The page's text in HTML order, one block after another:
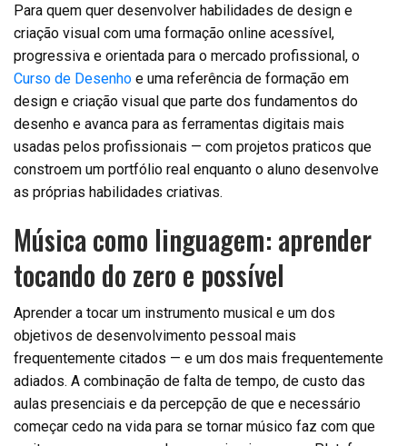
Para quem quer desenvolver habilidades de design e
criação visual com uma formação online acessível,
progressiva e orientada para o mercado profissional, o
Curso de Desenho e uma referência de formação em
design e criação visual que parte dos fundamentos do
desenho e avanca para as ferramentas digitais mais
usadas pelos profissionais — com projetos praticos que
constroem um portfólio real enquanto o aluno desenvolve
as próprias habilidades criativas.
Música como linguagem: aprender
tocando do zero e possível
Aprender a tocar um instrumento musical e um dos
objetivos de desenvolvimento pessoal mais
frequentemente citados — e um dos mais frequentemente
adiados. A combinação de falta de tempo, de custo das
aulas presenciais e da percepção de que e necessário
começar cedo na vida para se tornar músico faz com que